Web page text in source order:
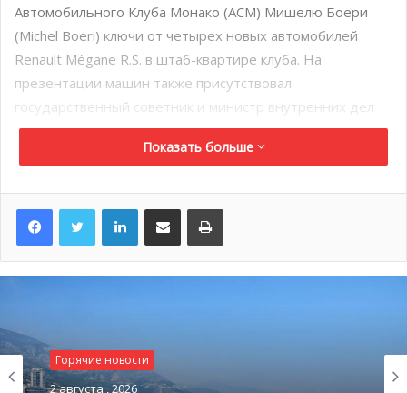
Автомобильного Клуба Монако (ACM) Мишелю Боери
(Michel Boeri) ключи от четырех новых автомобилей
Renault Mégane R.S. в штаб-квартире клуба. На
презентации машин также присутствовал
государственный советник и министр внутренних дел
Патрис Селларио (Patrice Cellario).
производителем автомобилей и организатором всех
соревнований по автоспорту в княжестве продолжается
уже более тридцати лет. Неудивительно, что Renault
ограниченной серии Monaco GP.
22 января четыре новеньких Renault Mégane R.S.
Показать больше
LinkedInПоделиться по электронной почте Распечатать
Горячие новости
Горячие новости